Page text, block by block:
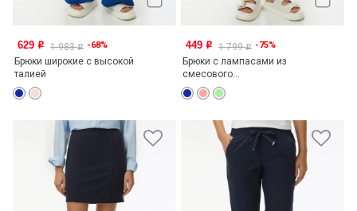
629 o 1 983o -68%
Брюки широкие с высокой
талией
449 o 1 799o -75%
Брюки с лампасами из
смесового...